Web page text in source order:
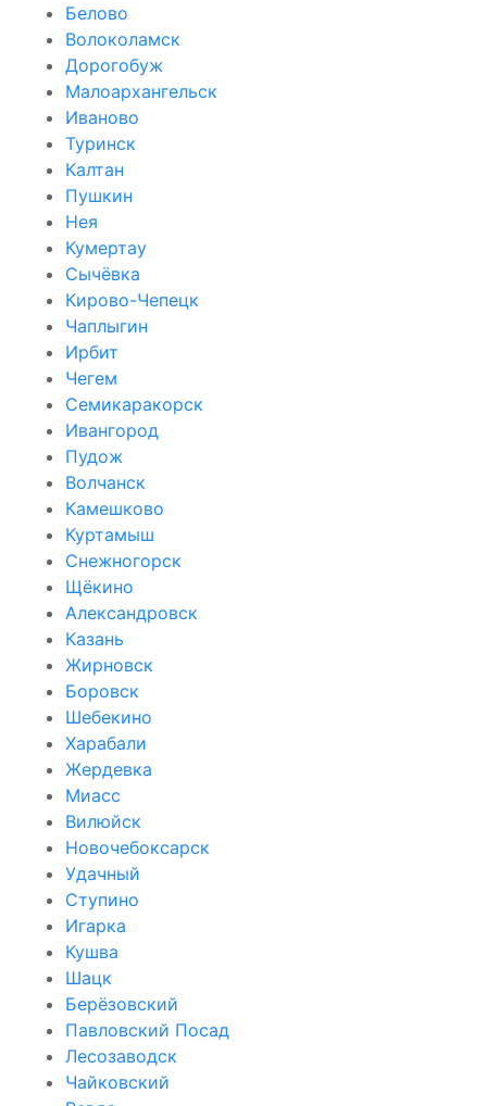
Белово
Волоколамск
Дорогобуж
Малоархангельск
Иваново
Туринск
Калтан
Пушкин
Нея
Кумертау
Сычёвка
Кирово-Чепецк
Чаплыгин
Ирбит
Чегем
Семикаракорск
Ивангород
Пудож
Волчанск
Камешково
Куртамыш
Снежногорск
Щёкино
Александровск
Казань
Жирновск
Боровск
Шебекино
Харабали
Жердевка
Миасс
Вилюйск
Новочебоксарск
Удачный
Ступино
Игарка
Кушва
Шацк
Берёзовский
Павловский Посад
Лесозаводск
Чайковский